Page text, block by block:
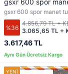
%36
3.617,46 TL
3.065,65 TL +
4.856,79 TL +